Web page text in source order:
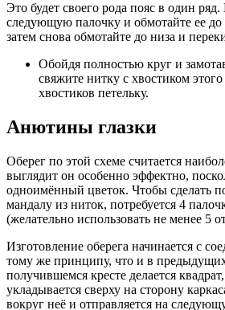
Это будет своего рода пояс в один
следующую палочку и обмотайте ее до
затем снова обмотайте до низа и
Обойдя полностью круг и
свяжите нитку с хвостиком
хвостиков петельку.
Анютины глазки
Оберег по этой схеме считается
выглядит он особенно эффектно,
одноимённый цветок. Чтобы сделать
мандалу из ниток, потребуется 4
(желательно использовать не менее 5
Изготовление оберега начинается с
тому же принципу, что и в
получившемся кресте делается
укладывается сверху на сторону
вокруг неё и отправляется на